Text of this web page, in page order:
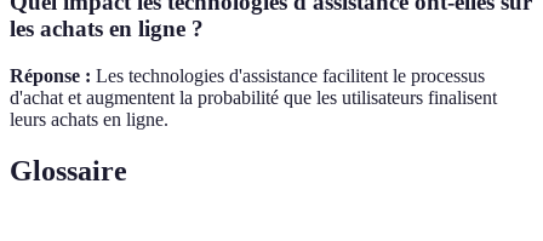
les achats en ligne ?
Réponse : Les technologies d'assistance facilitent le processus
d'achat et augmentent la probabilité que les utilisateurs finalisent
leurs achats en ligne.
Glossaire